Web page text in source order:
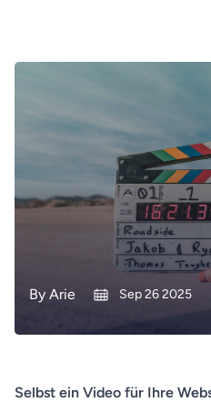
By Arie Sep 26 2025
Selbst ein Video für Ihre